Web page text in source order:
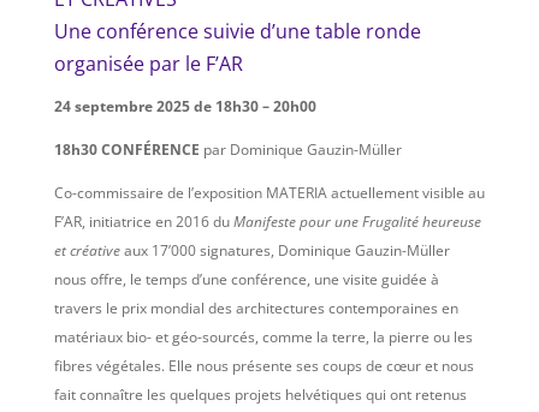
Une conférence suivie d’une table ronde
organisée par le F’AR
24 septembre 2025 de 18h30 – 20h00
18h30CONFÉRENCE par Dominique Gauzin-Müller
Co-commissaire de l’exposition MATERIA actuellement visible au
F’AR, initiatrice en 2016 duManifeste pour une Frugalité heureuse
et créativeaux 17’000 signatures, Dominique Gauzin-Müller
nous offre, le temps d’une conférence, une visite guidée à
travers le prix mondial des architectures contemporaines en
matériaux bio- et géo-sourcés, comme la terre, la pierre ou les
fibres végétales. Elle nous présente ses coups de cœur et nous
fait connaître les quelques projets helvétiques qui ont retenus